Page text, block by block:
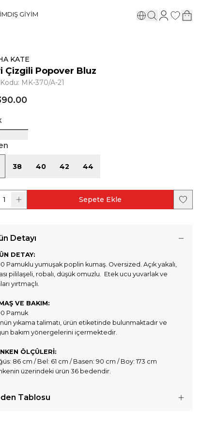
DIŞ GİYİM
KATE
Çizgili Popover Bluz
: MK-370/A-21
38 40 42 44
1 Sepete Ekle
Detayı
DETAY:
Pamuklu yumuşak poplin kumaş. Oversized. Açık yakalı,
pililaşeli, robalı, düşük omuzlu. Etek ucu yuvarlak ve
yırtmaçlı.
VE BAKIM:
Pamuk
yıkama talimatı, ürün etiketinde bulunmaktadır ve
bakım yönergelerini içermektedir.
ÖLÇÜLERİ:
86 cm / Bel: 61 cm / Basen: 90 cm / Boy: 173 cm
üzerindeki ürün 36 bedendir.
Tablosu